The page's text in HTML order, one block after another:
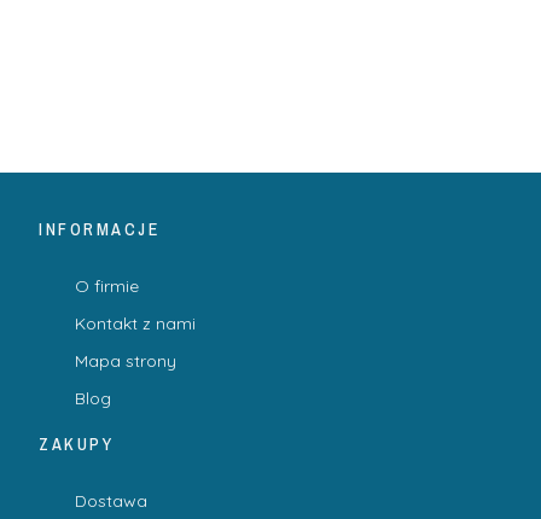
INFORMACJE
O firmie
Kontakt z nami
Mapa strony
Blog
ZAKUPY
Dostawa